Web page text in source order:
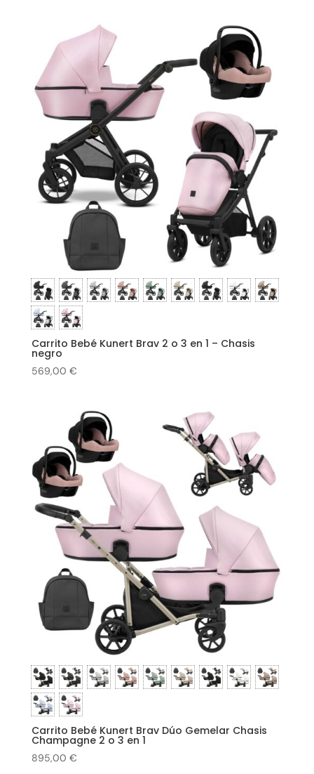
Carrito Bebé Kunert Brav 2 o 3 en 1 – Chasis
negro
569,00 €
Carrito Bebé Kunert Brav Dúo Gemelar Chasis
Champagne 2 o 3 en 1
895,00 €